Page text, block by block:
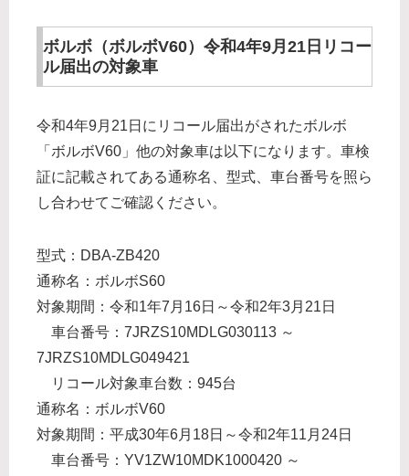
ボルボ（ボルボV60）令和4年9月21日リコー
ル届出の対象車
令和4年9月21日にリコール届出がされたボルボ
「ボルボV60」他の対象車は以下になります。車検
証に記載されてある通称名、型式、車台番号を照ら
し合わせてご確認ください。
型式：DBA-ZB420
通称名：ボルボS60
対象期間：令和1年7月16日～令和2年3月21日
車台番号：7JRZS10MDLG030113 ～
7JRZS10MDLG049421
リコール対象車台数：945台
通称名：ボルボV60
対象期間：平成30年6月18日～令和2年11月24日
車台番号：YV1ZW10MDK1000420 ～